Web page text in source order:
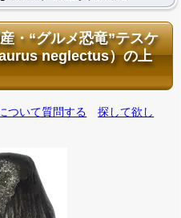
・“グルメ恐竜”テスケ
neglectus）の上
ついて質問する
探して欲し